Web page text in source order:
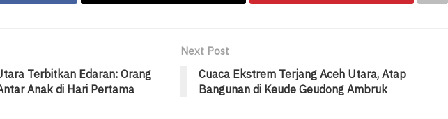
Terbitkan Edaran: Orang
Anak di Hari Pertama
Next Post
Cuaca Ekstrem Terjang Aceh Utara, Atap
Bangunan di Keude Geudong Ambruk